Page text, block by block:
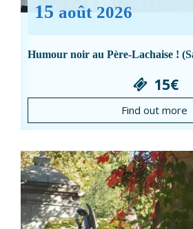
15 août 2026
Humour noir au Père-Lachaise !
15€
Find out more